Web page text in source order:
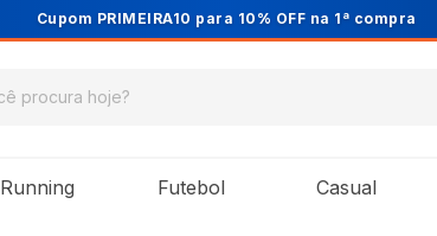
Cupom PRIMEIRA10 para 10% OFF na 1ª compra
Running Futebol Casual